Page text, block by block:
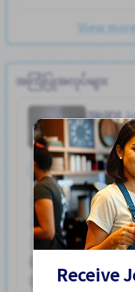
View
အကြံပြုအလုပ်များ
အျခား
အချိန်ပြည့်
ကားပါကင္ရွိျခင္း
စ
ထမင်းကျွေးမည်
ဘူတ
လမ္းစရိတ္ေပးသည္
250,000 - 400,000/
Receive